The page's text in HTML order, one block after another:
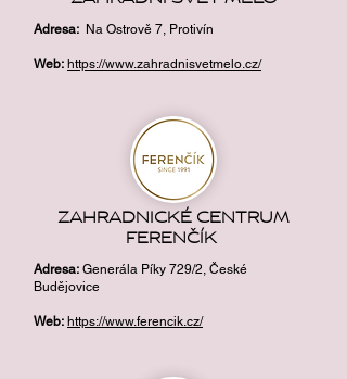
Adresa: Na Ostrově 7, Protivín
Web: https://www.zahradnisvetmelo.cz/
ZAHRADNICKÉ CENTRUM
FERENČÍK
Adresa: Generála Píky 729/2, České
Budějovice
Web: https://www.ferencik.cz/